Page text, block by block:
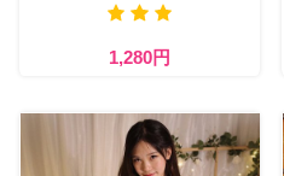
1,280円